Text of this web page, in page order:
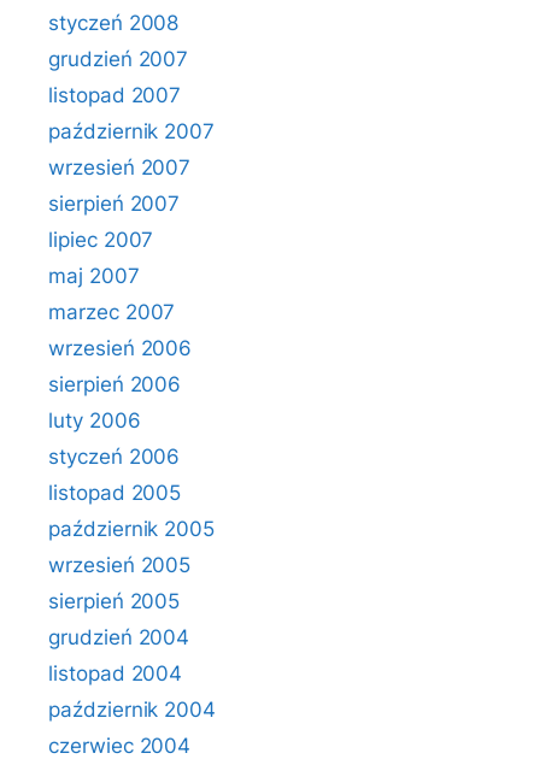
styczeń 2008
grudzień 2007
listopad 2007
październik 2007
wrzesień 2007
sierpień 2007
lipiec 2007
maj 2007
marzec 2007
wrzesień 2006
sierpień 2006
luty 2006
styczeń 2006
listopad 2005
październik 2005
wrzesień 2005
sierpień 2005
grudzień 2004
listopad 2004
październik 2004
czerwiec 2004